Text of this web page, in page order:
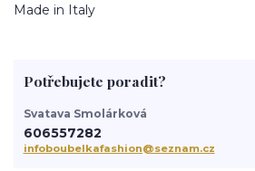
Made in Italy
Potřebujete poradit?
Svatava Smolárková
606557282
infoboubelkafashion@seznam.cz